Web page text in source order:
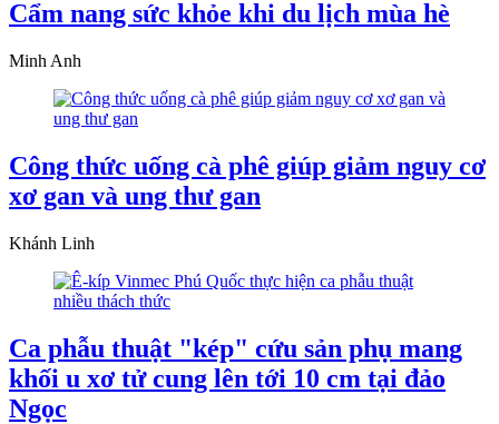
Cẩm nang sức khỏe khi du lịch mùa hè
Minh Anh
Công thức uống cà phê giúp giảm nguy cơ
xơ gan và ung thư gan
Khánh Linh
Ca phẫu thuật "kép" cứu sản phụ mang
khối u xơ tử cung lên tới 10 cm tại đảo
Ngọc